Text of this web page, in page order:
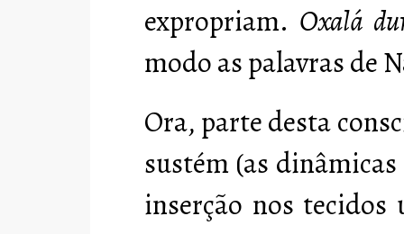
expropriam. Oxalá
modo as palavras de
Ora, parte desta
sustém (as
inserção nos tecidos